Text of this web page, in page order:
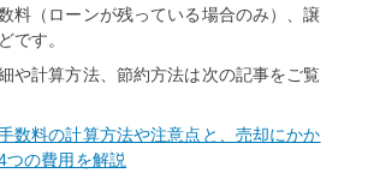
料（ローンが残っている場合のみ）、譲
です。
や計算方法、節約方法は次の記事をご覧
数料の計算方法や注意点と、売却にかか
つの費用を解説